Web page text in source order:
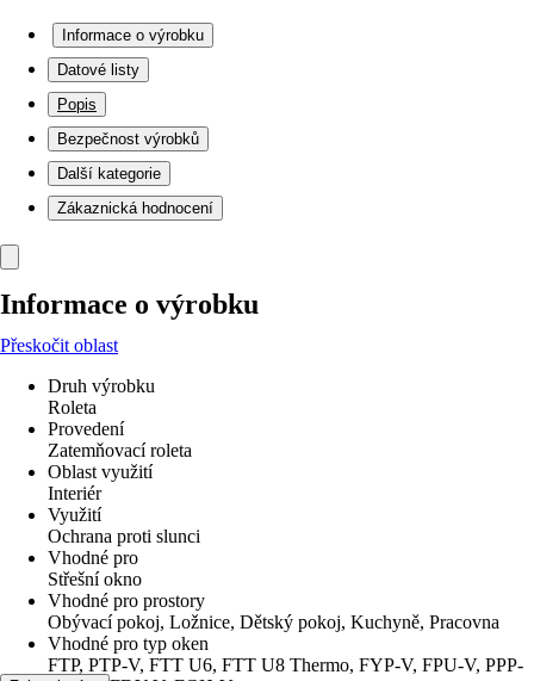
Informace o výrobku
Datové listy
Popis
Bezpečnost výrobků
Další kategorie
Zákaznická hodnocení
Informace o výrobku
Přeskočit oblast
Druh výrobku
Roleta
Provedení
Zatemňovací roleta
Oblast využití
Interiér
Využití
Ochrana proti slunci
Vhodné pro
Střešní okno
Vhodné pro prostory
Obývací pokoj, Ložnice, Dětský pokoj, Kuchyně, Pracovna
Vhodné pro typ oken
FTP, PTP-V, FTT U6, FTT U8 Thermo, FYP-V, FPU-V, PPP-